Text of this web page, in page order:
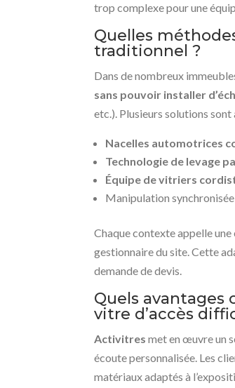
trop complexe pour une
Quelles
traditionnel ?
Dans de nombreux
sans pouvoir installer
etc.). Plusieurs solutions sont
Nacelles automotrices
Technologie de levage
Équipe de vitriers
Manipulation
Chaque contexte appelle
gestionnaire du site. Cette
demande de devis.
Quels
vitre d’accès
Activitres met en œuvre un
écoute personnalisée. Les
matériaux adaptés à